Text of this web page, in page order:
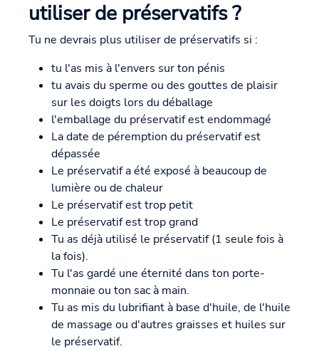
utiliser de préservatifs ?
Tu ne devrais plus utiliser de préservatifs si :
tu l'as mis à l'envers sur ton pénis
tu avais du sperme ou des gouttes de plaisir
sur les doigts lors du déballage
l'emballage du préservatif est endommagé
La date de péremption du préservatif est
dépassée
Le préservatif a été exposé à beaucoup de
lumière ou de chaleur
Le préservatif est trop petit
Le préservatif est trop grand
Tu as déjà utilisé le préservatif (1 seule fois à
la fois).
Tu l'as gardé une éternité dans ton porte-
monnaie ou ton sac à main.
Tu as mis du lubrifiant à base d'huile, de l'huile
de massage ou d'autres graisses et huiles sur
le préservatif.